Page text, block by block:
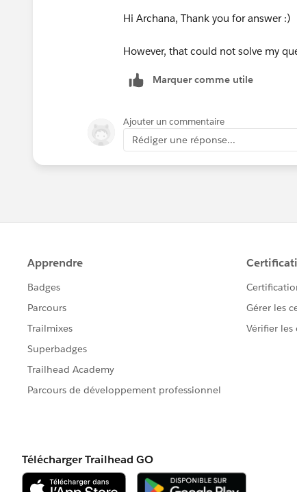
Hi Archana, Thank you for answer :)
However, that could not solve my
Marquer comme utile
Ajouter un commentaire
Rédiger une réponse...